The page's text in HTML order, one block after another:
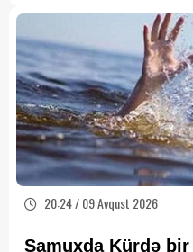
20:24 / 09 Avqust 2026
Samuxda Kürdə bir